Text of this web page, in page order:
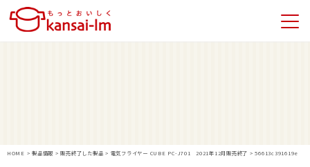
HOME >製品情報 >販売終了した製品 > 電気フライヤー CUBE PC-J701 2021年12月販売終了 >56613c391619e